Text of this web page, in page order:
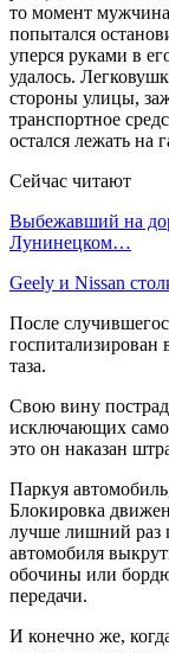
то момент
попытался
уперся руками в
удалось.
стороны улицы,
транспортное
остался лежать на
Сейчас читают
Выбежавший на
Лунинецком…
Geely и Nissan
После
госпитализирован
таза.
Свою вину
исключающих
это он наказан
Паркуя
Блокировка
лучше лишний раз
автомобиля
обочины или
передачи.
И конечно же,